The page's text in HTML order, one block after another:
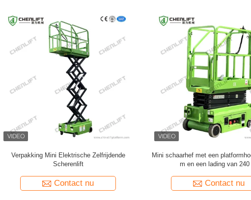
Mini schaarhef met een platformhoogte van 3,9
m en een lading van 240 kg
Contact nu
MX300S 3m 240kg Laadvermogen
Zelfrijdende
Contact nu